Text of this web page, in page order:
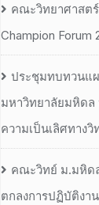
คณะวิทยาศาสตร์
Champion Forum
ประชุมทบทวนแ
มหาวิทยาลัยมหิดล
ความเป็นเลิศทาง
คณะวิทย์ ม.มหิด
ตกลงการปฏิบัติงา